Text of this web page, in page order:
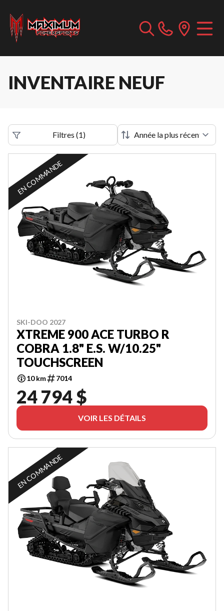
INVENTAIRE NEUF
Filtres (1)
EN COMMANDE
SKI-DOO 2027
XTREME 900 ACE TURBO R
COBRA 1.8" E.S. W/10.25"
TOUCHSCREEN
10 km 7014
24 794 $
VOIR LES DÉTAILS
EN COMMANDE